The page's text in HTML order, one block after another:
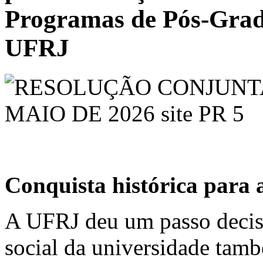
Programas de Pós-
UFRJ
Conquista histórica para
A UFRJ deu um passo
social da universidade